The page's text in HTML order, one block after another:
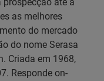
as melhores
do mercado
do nome Serasa
Criada em 1968,
Responde on-